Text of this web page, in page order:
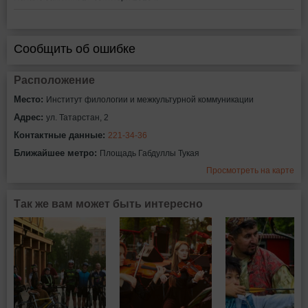
Сообщить об ошибке
Расположение
Место: Институт филологии и межкультурной коммуникации
Адрес: ул. Татарстан, 2
Контактные данные: 221-34-36
Ближайшее метро: Площадь Габдуллы Тукая
Просмотреть на карте
Так же вам может быть интересно